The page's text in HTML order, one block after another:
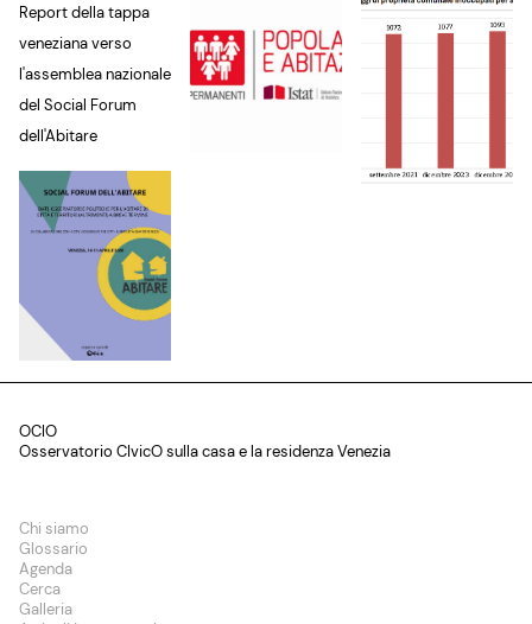
Report della tappa
veneziana verso
l'assemblea nazionale
del Social Forum
dell'Abitare
OCIO
Osservatorio CIvicO sulla casa e la residenza Venezia
Chi siamo
Glossario
Agenda
Cerca
Galleria